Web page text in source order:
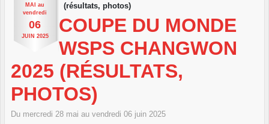
MAI
au
vendredi
06
JUIN 2025
(résultats, photos)
COUPE DU MONDE
WSPS CHANGWON
2025 (RÉSULTATS,
PHOTOS)
Du mercredi 28 mai au vendredi 06 juin 2025